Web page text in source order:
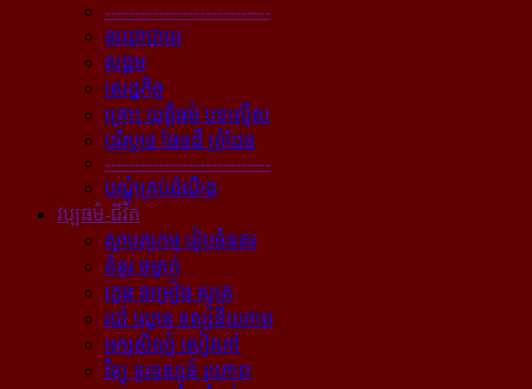
----------------------------
នយោបាយ
សង្គម
សេដ្ឋកិច្ច
គ្រោះ យុត្តិធម៌ បទល្មើស
បរិស្ថាន ផែនដី ព្រំដែន
----------------------------
បណ្ដុំគ្រប់ដំណឹង
វប្បធម៌-ជីវិត
ស្ថាបត្យកម្ម រៀបចំនគរ
គំនូរ ចម្លាក់
ភ្លេង ចម្រៀង ស្មូត្រ
របាំ ល្ខោន ទស្សនីយភាព
អក្សសិល្ប៍ សៀវភៅ
វិទ្យុ ទូរទស្សន៍ រូបភាព